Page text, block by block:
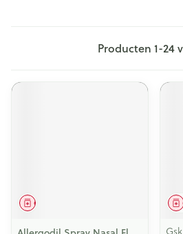
Producten 1-24
Geneesmiddel
Gsk